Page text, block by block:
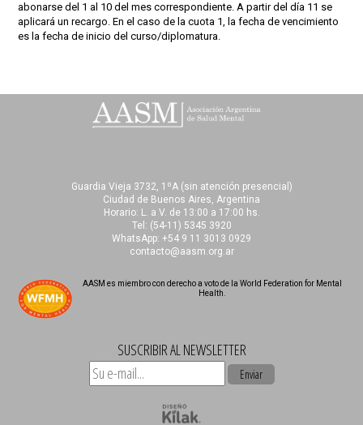
abonarse del 1 al 10 del mes correspondiente. A partir del día 11 se
aplicará un recargo. En el caso de la cuota 1, la fecha de vencimiento
es la fecha de inicio del curso/diplomatura.
Guardia Vieja 3732, 1ºA (sin atención presencial)
Ciudad de Buenos Aires, Argentina
Horario: L. a V. de 13:00 a 17:00 hs.
Tel: (54-11) 5345 3920
WhatsApp: +54 9 11 3013 0929
contacto@aasm.org.ar
AASM es miembro con derecho a voto de la World Federation for Mental
Health.
SUSCRIBIR AL NEWSLETTER